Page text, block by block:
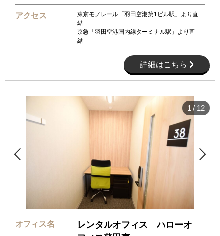
アクセス
東京モノレール「羽田空港第1ビル駅」より直
結
京急「羽田空港国内線ターミナル駅」より直
結
詳細はこちら
 
1 / 12
オフィス名
レンタルオフィス ハローオ